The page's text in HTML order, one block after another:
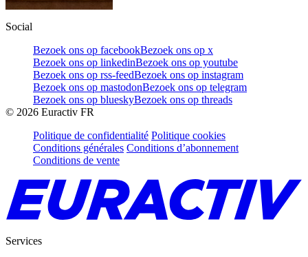
Social
Bezoek ons op facebookBezoek ons op x
Bezoek ons op linkedinBezoek ons op youtube
Bezoek ons op rss-feedBezoek ons op instagram
Bezoek ons op mastodonBezoek ons op telegram
Bezoek ons op blueskyBezoek ons op threads
© 2026 Euractiv FR
Politique de confidentialité Politique cookies
Conditions générales Conditions d’abonnement
Conditions de vente
Services